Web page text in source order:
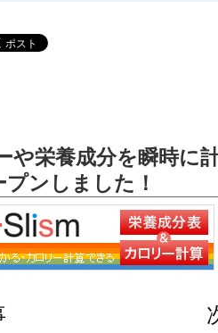
や栄養成分を瞬時に
ンしました！